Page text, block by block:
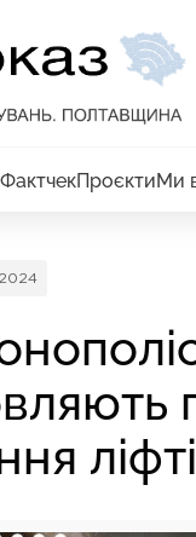
ФактчекПроєктиМи